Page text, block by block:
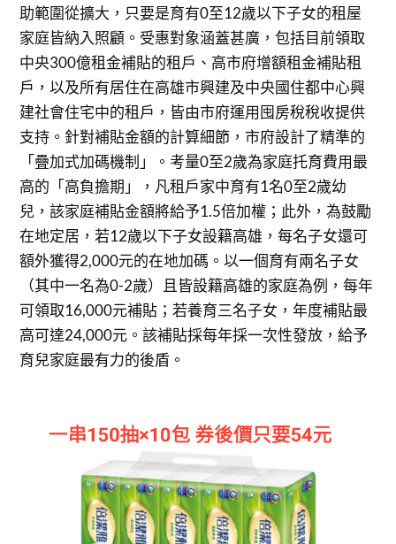
助範圍從擴大，只要是育有0至12歲以下子女的租屋
家庭皆納入照顧。受惠對象涵蓋甚廣，包括目前領取
中央300億租金補貼的租戶、高市府增額租金補貼租
戶，以及所有居住在高雄市興建及中央國住都中心興
建社會住宅中的租戶，皆由市府運用囤房稅稅收提供
支持。針對補貼金額的計算細節，市府設計了精準的
「疊加式加碼機制」。考量0至2歲為家庭托育費用最
高的「高負擔期」，凡租戶家中育有1名0至2歲幼
兒，該家庭補貼金額將給予1.5倍加權；此外，為鼓勵
在地定居，若12歲以下子女設籍高雄，每名子女還可
額外獲得2,000元的在地加碼。以一個育有兩名子女
（其中一名為0-2歲）且皆設籍高雄的家庭為例，每年
可領取16,000元補貼；若養育三名子女，年度補貼最
高可達24,000元。該補貼採每年採一次性發放，給予
育兒家庭最有力的後盾。